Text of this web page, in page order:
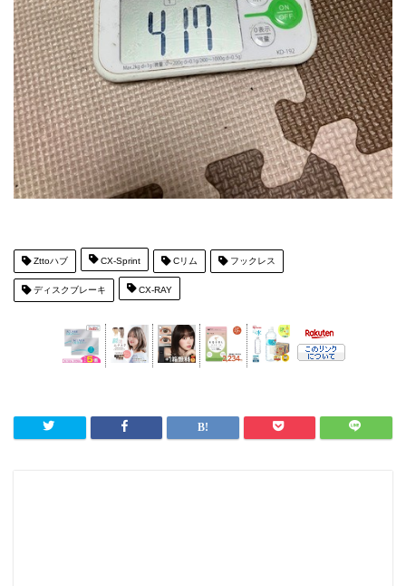
Zttoハブ CX-Sprint Cリム フックレス
ディスクブレーキ CX-RAY